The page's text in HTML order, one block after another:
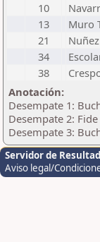
10
13
Muro
21
34
38
Anotación:
Desempate 1:
Desempate 2:
Desempate 3:
Servidor de
Aviso legal/